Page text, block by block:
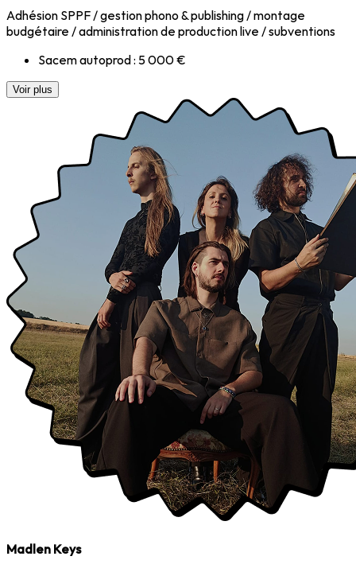
Adhésion SPPF / gestion phono & publishing / montage
budgétaire / administration de production live / subventions
Sacem autoprod : 5 000 €
Voir plus
Madlen Keys